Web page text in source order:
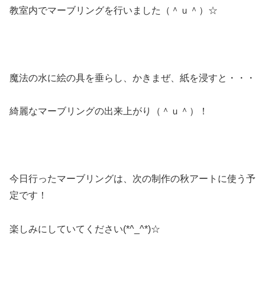
教室内でマーブリングを行いました（＾ｕ＾）☆
魔法の水に絵の具を垂らし、かきまぜ、紙を浸すと・・・
綺麗なマーブリングの出来上がり（＾ｕ＾）！
今日行ったマーブリングは、次の制作の秋アートに使う予
定です！
楽しみにしていてください(*^_^*)☆